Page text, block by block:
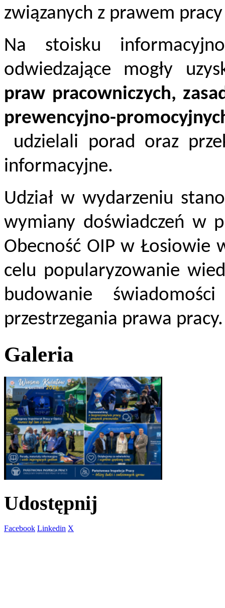
związanych z prawem
Na stoisku
odwiedzające mogły
praw pracowniczych,
prewencyjno-
udzielali porad oraz
informacyjne.
Udział w wydarzeniu
wymiany doświadczeń w
Obecność OIP w Łosiowie
celu popularyzowanie
budowanie
przestrzegania prawa pracy.
Galeria
Udostępnij
Facebook Linkedin X